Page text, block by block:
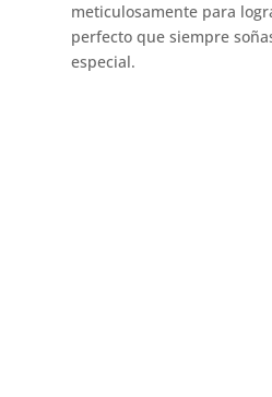
meticulosamente para
perfecto que siempre
especial.